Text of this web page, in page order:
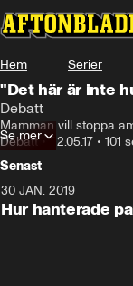
Hem Serier
"Det här är inte
Debatt
Mamman vill stoppa
Debatt•22.05.17 • 101
Se mer
Senast
30 JAN. 2019
Hur hanterade